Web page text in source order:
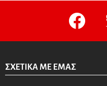
facebook
ΣΧΕΤΙΚΆ ΜΕ ΕΜΆΣ